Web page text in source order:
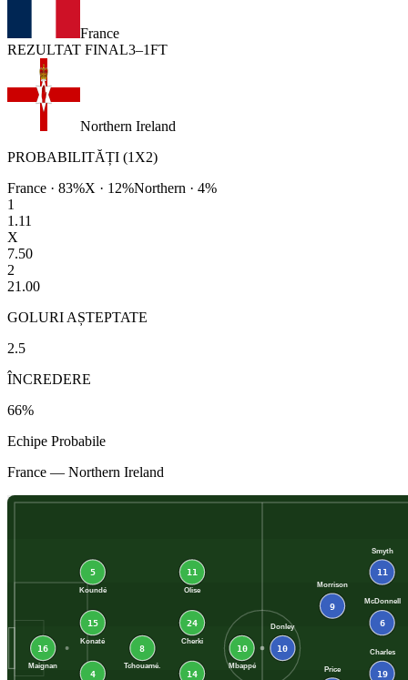
France
REZULTAT FINAL3–1FT
Northern Ireland
PROBABILITĂȚI (1X2)
France · 83%X · 12%Northern · 4%
1
1.11
X
7.50
2
21.00
GOLURI AȘTEPTATE
2.5
ÎNCREDERE
66%
Echipe Probabile
France — Northern Ireland
16
Maignan
5
Koundé
15
Konaté
4
8
Tchouamé.
11
Olise
24
Cherki
14
10
Mbappé
11
Smyth
6
McDonnell
19
Charles
9
Morrison
Price
10
Donley